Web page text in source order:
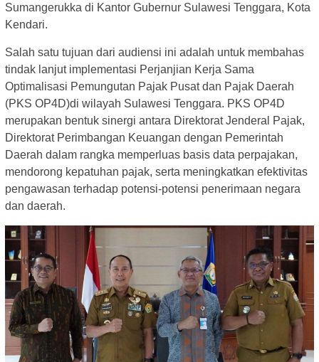
Sumangerukka di Kantor Gubernur Sulawesi Tenggara, Kota
Kendari.
Salah satu tujuan dari audiensi ini adalah untuk membahas
tindak lanjut implementasi Perjanjian Kerja Sama
Optimalisasi Pemungutan Pajak Pusat dan Pajak Daerah
(PKS OP4D)di wilayah Sulawesi Tenggara. PKS OP4D
merupakan bentuk sinergi antara Direktorat Jenderal Pajak,
Direktorat Perimbangan Keuangan dengan Pemerintah
Daerah dalam rangka memperluas basis data perpajakan,
mendorong kepatuhan pajak, serta meningkatkan efektivitas
pengawasan terhadap potensi-potensi penerimaan negara
dan daerah.